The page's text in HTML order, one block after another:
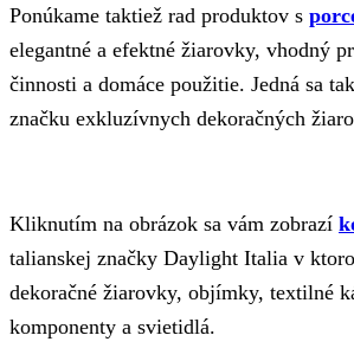
Ponúkame taktiež rad produktov s
elegantné a efektné žiarovky, vhodný
činnosti a domáce použitie. Jedná sa
značku exkluzívnych dekoračných
Kliknutím na obrázok sa vám zobrazí
talianskej značky Daylight Italia v
dekoračné žiarovky, objímky, textilné
komponenty a svietidlá.